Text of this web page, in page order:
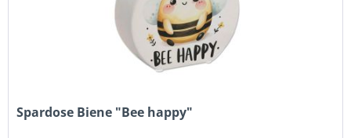
Spardose Biene "Bee happy"